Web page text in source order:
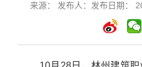
来源： 发布人：发布日期：